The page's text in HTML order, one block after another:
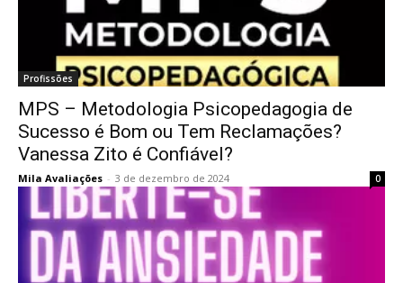
Profissões
MPS – Metodologia Psicopedagogia de
Sucesso é Bom ou Tem Reclamações?
Vanessa Zito é Confiável?
Mila Avaliações - 3 de dezembro de 2024 0